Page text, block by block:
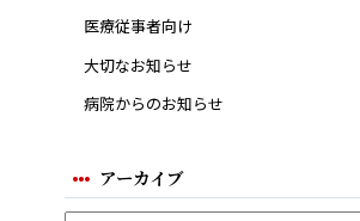
医療従事者向け
大切なお知らせ
病院からのお知らせ
アーカイブ